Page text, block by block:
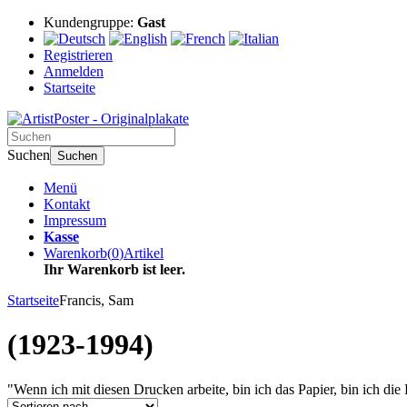
Kundengruppe: Gast
Registrieren
Anmelden
Startseite
Suchen Suchen
Menü
Kontakt
Impressum
Kasse
Warenkorb(0)Artikel
Ihr Warenkorb ist leer.
StartseiteFrancis, Sam
(1923-1994)
"Wenn ich mit diesen Drucken arbeite, bin ich das Papier, bin ich die